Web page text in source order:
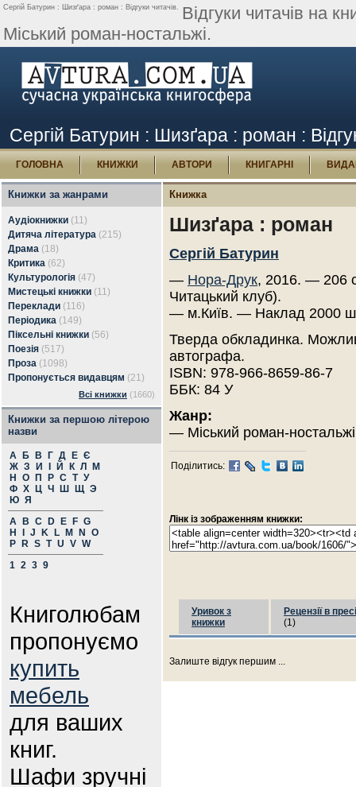
Сергій Батурин : Шизґара : роман : Відгуки читачів. Відгуки читачів на
Міський роман-ностальжі.
Сергій Батурин : Шизґара : роман :
ГОЛОВНА КНИЖКИ АВТОРИ КНИГАРНІ
Книжки за жанрами
Аудіокнижки (11)
Дитяча література (215)
Драма (18)
Критика (62)
Культурологія (47)
Мистецькі книжки (11)
Переклади (116)
Періодика (149)
Піксельні книжки (56)
Поезія (517)
Проза (1098)
Пропонується видавцям (21)
Всі книжки (1660)
Книжки за першою літерою
назви
А Б В Г Д Е Є
Ж З И Й К Л
М
Н
О П Р С Т У
Ф Х Ц Ч Ш Щ Э
Ю Я
A
B C D E F G
H
J K L M N
O
P
R S T U V W
1 2 3 9
Книголюбам
пропонуємо
купить
мебель
для ваших
книг.
Шафи зручні
Книжка
Шизґара : роман
Сергій Батурин
— Нора-Друк, 2016. — 206
Читацький клуб).
— м.Київ. — Наклад 2000
Тверда обкладинка.
автографа.
ISBN: 978-966-8659-86-7
ББК: 84 У
Жанр:
— Міський роман-ностальжі
Поділитись:
Лінк із зображенням книжки:
Уривок з
книжки
Рецензії в пресі
(1)
Залиште відгук першим ...